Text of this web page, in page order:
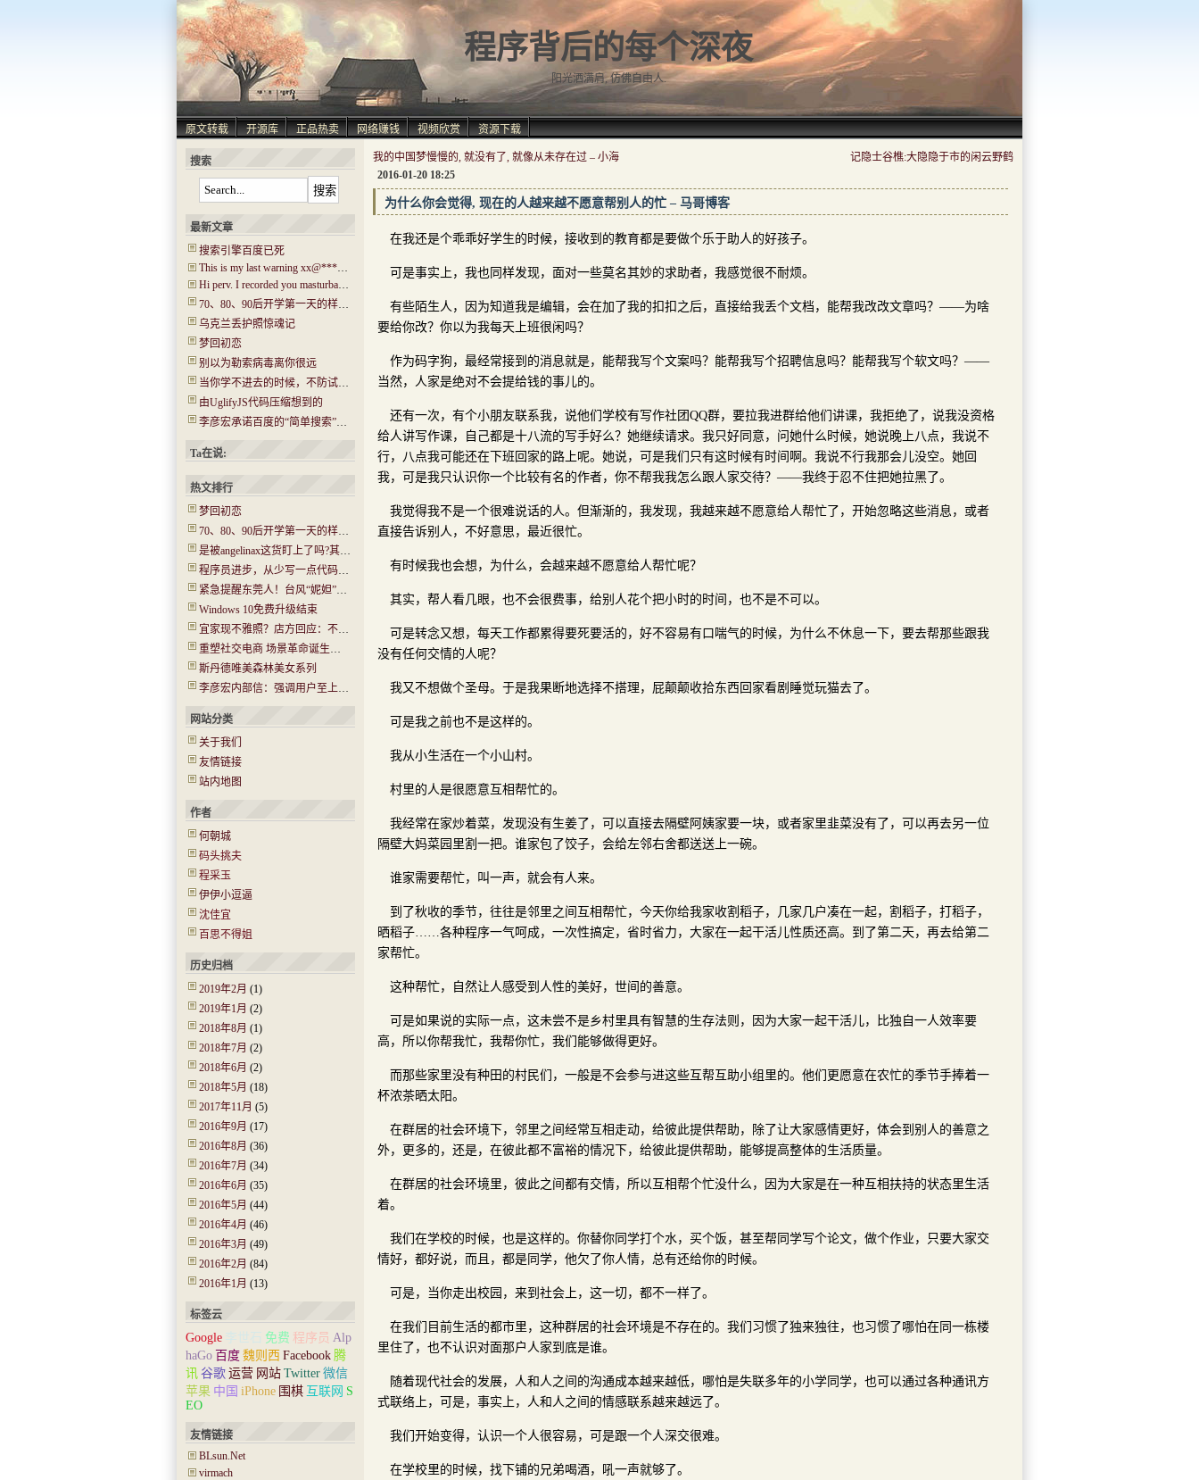
程序背后的每个深夜
阳光洒满肩, 仿佛自由人.
原文转载 开源库 正品热卖 网络赚钱 视频欣赏 资源下载
我的中国梦慢慢的, 就没有了, 就像从未存在过 – 小海
记隐士谷樵:大隐隐于市的闲云野鹤
2016-01-20 18:25
为什么你会觉得, 现在的人越来越不愿意帮别人的忙 – 马哥博客
在我还是个乖乖好学生的时候，接收到的教育都是要做个乐于助人的好孩子。
可是事实上，我也同样发现，面对一些莫名其妙的求助者，我感觉很不耐烦。
有些陌生人，因为知道我是编辑，会在加了我的扣扣之后，直接给我丢个文档，能帮我改改文章吗？——为啥
要给你改？你以为我每天上班很闲吗？
作为码字狗，最经常接到的消息就是，能帮我写个文案吗？能帮我写个招聘信息吗？能帮我写个软文吗？——
当然，人家是绝对不会提给钱的事儿的。
还有一次，有个小朋友联系我，说他们学校有写作社团QQ群，要拉我进群给他们讲课，我拒绝了，说我没资格
给人讲写作课，自己都是十八流的写手好么？她继续请求。我只好同意，问她什么时候，她说晚上八点，我说不
行，八点我可能还在下班回家的路上呢。她说，可是我们只有这时候有时间啊。我说不行我那会儿没空。她回
我，可是我只认识你一个比较有名的作者，你不帮我我怎么跟人家交待？——我终于忍不住把她拉黑了。
我觉得我不是一个很难说话的人。但渐渐的，我发现，我越来越不愿意给人帮忙了，开始忽略这些消息，或者
直接告诉别人，不好意思，最近很忙。
有时候我也会想，为什么，会越来越不愿意给人帮忙呢？
其实，帮人看几眼，也不会很费事，给别人花个把小时的时间，也不是不可以。
可是转念又想，每天工作都累得要死要活的，好不容易有口喘气的时候，为什么不休息一下，要去帮那些跟我
没有任何交情的人呢？
我又不想做个圣母。于是我果断地选择不搭理，屁颠颠收拾东西回家看剧睡觉玩猫去了。
可是我之前也不是这样的。
我从小生活在一个小山村。
村里的人是很愿意互相帮忙的。
我经常在家炒着菜，发现没有生姜了，可以直接去隔壁阿姨家要一块，或者家里韭菜没有了，可以再去另一位
隔壁大妈菜园里割一把。谁家包了饺子，会给左邻右舍都送送上一碗。
谁家需要帮忙，叫一声，就会有人来。
到了秋收的季节，往往是邻里之间互相帮忙，今天你给我家收割稻子，几家几户凑在一起，割稻子，打稻子，
晒稻子……各种程序一气呵成，一次性搞定，省时省力，大家在一起干活儿性质还高。到了第二天，再去给第二
家帮忙。
这种帮忙，自然让人感受到人性的美好，世间的善意。
可是如果说的实际一点，这未尝不是乡村里具有智慧的生存法则，因为大家一起干活儿，比独自一人效率要
高，所以你帮我忙，我帮你忙，我们能够做得更好。
而那些家里没有种田的村民们，一般是不会参与进这些互帮互助小组里的。他们更愿意在农忙的季节手捧着一
杯浓茶晒太阳。
在群居的社会环境下，邻里之间经常互相走动，给彼此提供帮助，除了让大家感情更好，体会到别人的善意之
外，更多的，还是，在彼此都不富裕的情况下，给彼此提供帮助，能够提高整体的生活质量。
在群居的社会环境里，彼此之间都有交情，所以互相帮个忙没什么，因为大家是在一种互相扶持的状态里生活
着。
我们在学校的时候，也是这样的。你替你同学打个水，买个饭，甚至帮同学写个论文，做个作业，只要大家交
情好，都好说，而且，都是同学，他欠了你人情，总有还给你的时候。
可是，当你走出校园，来到社会上，这一切，都不一样了。
在我们目前生活的都市里，这种群居的社会环境是不存在的。我们习惯了独来独往，也习惯了哪怕在同一栋楼
里住了，也不认识对面那户人家到底是谁。
随着现代社会的发展，人和人之间的沟通成本越来越低，哪怕是失联多年的小学同学，也可以通过各种通讯方
式联络上，可是，事实上，人和人之间的情感联系越来越远了。
我们开始变得，认识一个人很容易，可是跟一个人深交很难。
在学校里的时候，找下铺的兄弟喝酒，吼一声就够了。
搜索
最新文章
搜索引擎百度已死
This is my last warning xx@****.com!
Hi perv. I recorded you masturbating! I have captured ‘Hi.mp4’!
70、80、90后开学第一天的样子！你还记得吗？看哭了…..
乌克兰丢护照惊魂记
梦回初恋
别以为勒索病毒离你很远
当你学不进去的时候，不防试试“普瑞马法则”
由UglifyJS代码压缩想到的
李彦宏承诺百度的“简单搜索”没有任何广告
Ta在说:
热文排行
梦回初恋
70、80、90后开学第一天的样子！你还记得吗？看哭了…..
是被angelinax这货盯上了吗?其IP为180.97.106.*
程序员进步，从少写一点代码开始
紧急提醒东莞人！台风“妮妲”今晚或登陆！将有14级大风！
Windows 10免费升级结束
宜家现不雅照？店方回应：不是北京的 已经报警(图)
重塑社交电商 场景革命诞生新机会
斯丹德唯美森林美女系列
李彦宏内部信：强调用户至上 牺牲收入在所不惜
网站分类
关于我们
友情链接
站内地图
作者
何朝城
码头挑夫
程采玉
伊伊小逗逼
沈佳宜
百思不得姐
历史归档
2019年2月 (1)
2019年1月 (2)
2018年8月 (1)
2018年7月 (2)
2018年6月 (2)
2018年5月 (18)
2017年11月 (5)
2016年9月 (17)
2016年8月 (36)
2016年7月 (34)
2016年6月 (35)
2016年5月 (44)
2016年4月 (46)
2016年3月 (49)
2016年2月 (84)
2016年1月 (13)
标签云
Google 李世石 免费 程序员 Alp
haGo 百度 魏则西 Facebook 腾
讯 谷歌 运营 网站 Twitter 微信
苹果 中国 iPhone 围棋 互联网 S
EO
友情链接
BLsun.Net
virmach